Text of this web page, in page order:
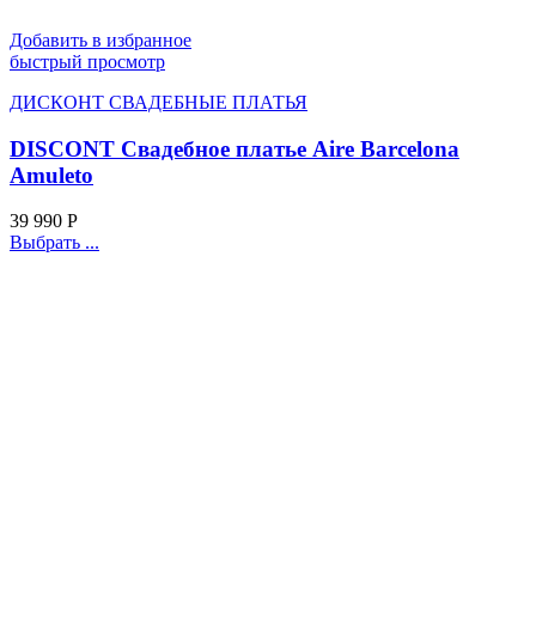
Добавить в избранное
быстрый просмотр
ДИСКОНТ СВАДЕБНЫЕ ПЛАТЬЯ
DISCONT Свадебное платье Aire Barcelona
Amuleto
39 990 Р
Выбрать ...